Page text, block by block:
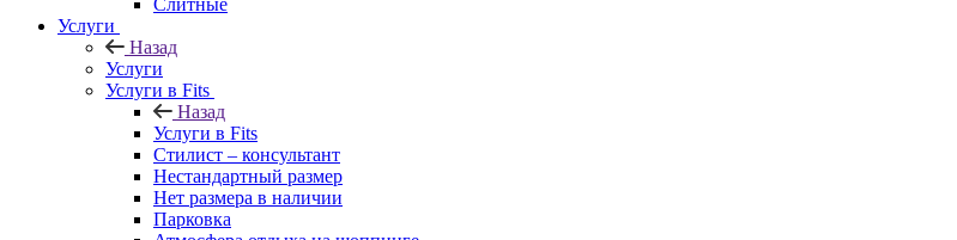
Слитные
Услуги
Назад
Услуги
Услуги в Fits
Назад
Услуги в Fits
Стилист – консультант
Нестандартный размер
Нет размера в наличии
Парковка